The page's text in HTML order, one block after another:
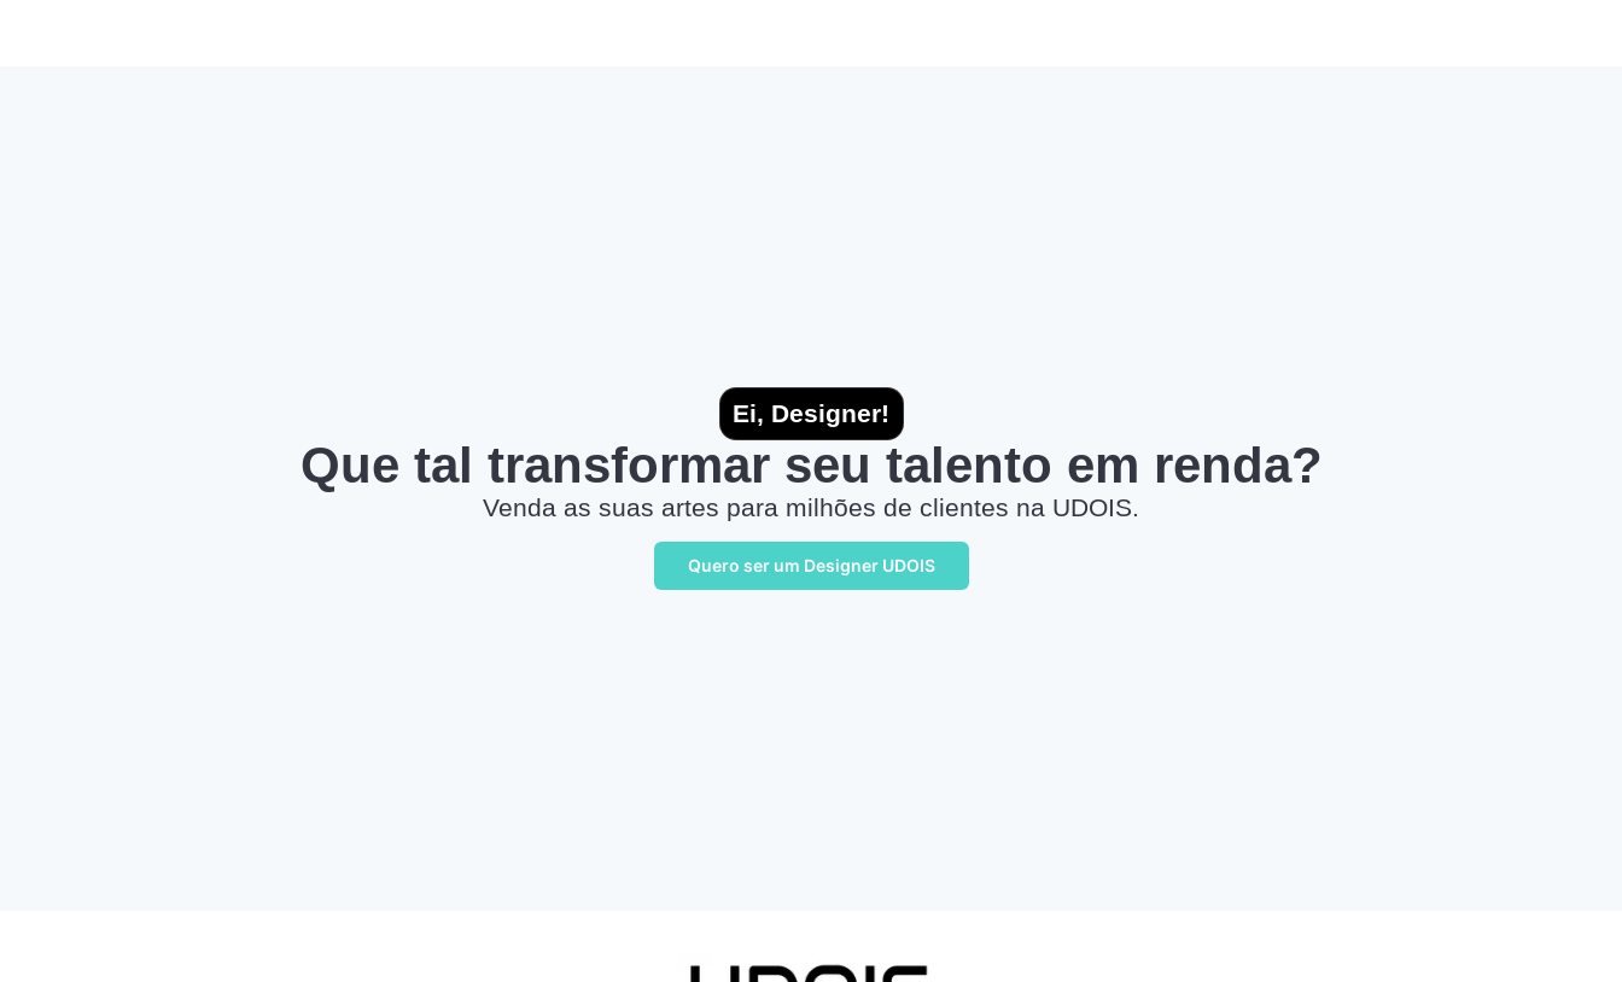
Ei, Designer!
Que tal transformar seu talento em renda?
Venda as suas artes para milhões de clientes na UDOIS.
Quero ser um Designer UDOIS